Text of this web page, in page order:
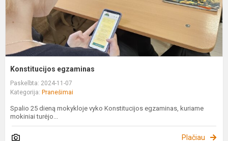
Konstitucijos egzaminas
Paskelbta: 2024-11-07
Kategorija: Pranešimai
Spalio 25 dieną mokykloje vyko Konstitucijos egzaminas, kuriame
mokiniai turėjo...
Plačiau